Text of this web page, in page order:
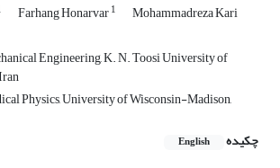
Farhang Honarvar1 Mohammadreza Kari
Engineering, K. N. Toosi University of
Physics, University of Wisconsin-Madison,
چکیده
English